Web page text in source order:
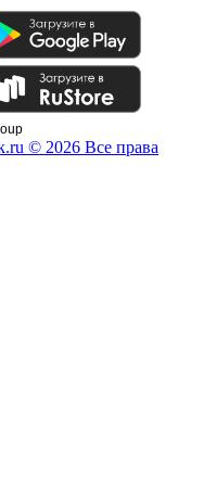
© 2026 Все права